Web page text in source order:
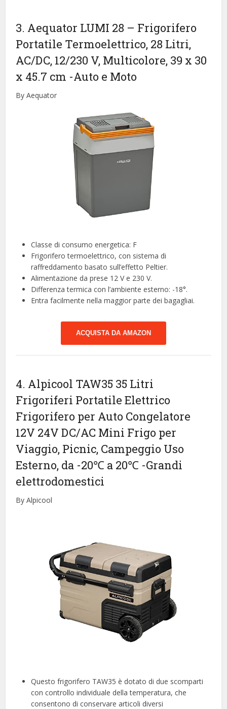
3. Aequator LUMI 28 – Frigorifero
Portatile Termoelettrico, 28 Litri,
AC/DC, 12/230 V, Multicolore, 39 x 30
x 45.7 cm -Auto e Moto
By Aequator
Classe di consumo energetica: F
Frigorifero termoelettrico, con sistema di
raffreddamento basato sull’effetto Peltier.
Alimentazione da prese 12 V e 230 V.
Differenza termica con l’ambiente esterno: -18°.
Entra facilmente nella maggior parte dei bagagliai.
ACQUISTA DA AMAZON
4. Alpicool TAW35 35 Litri
Frigoriferi Portatile Elettrico
Frigorifero per Auto Congelatore
12V 24V DC/AC Mini Frigo per
Viaggio, Picnic, Campeggio Uso
Esterno, da -20℃ a 20℃ -Grandi
elettrodomestici
By Alpicool
Questo frigorifero TAW35 è dotato di due scomparti
con controllo individuale della temperatura, che
consentono di conservare articoli diversi